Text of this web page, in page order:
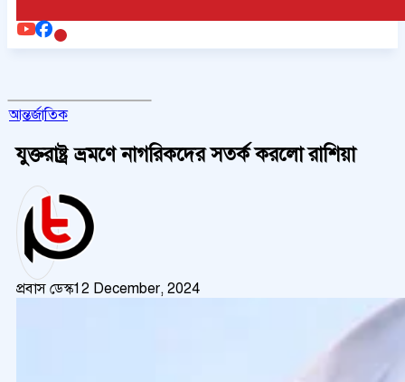
আন্তর্জাতিক
যুক্তরাষ্ট্র ভ্রমণে নাগরিকদের সতর্ক করলো রাশিয়া
প্রবাস ডেস্ক12 December, 2024